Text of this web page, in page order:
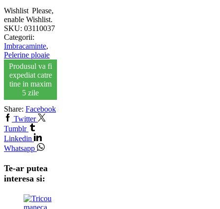
Wishlist Please,
enable Wishlist.
SKU: 03110037
Categorii:
Imbracaminte,
Pelerine ploaie
Produsul va fi
expediat catre
tine in maxim
5 zile
Share: Facebook
Twitter
Tumblr
Linkedin
Whatsapp
Te-ar putea
interesa si: